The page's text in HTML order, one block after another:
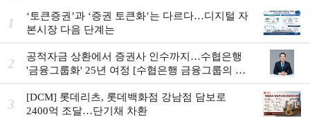
1
‘토큰증권’과 ‘증권 토큰화’는 다르다…디지털 자
본시장 다음 단계는
2
공적자금 상환에서 증권사 인수까지…수협은행
'금융그룹화' 25년 여정 [수협은행 금융그룹의 꿈
①]
3
[DCM] 롯데리츠, 롯데백화점 강남점 담보로
2400억 조달…단기채 차환